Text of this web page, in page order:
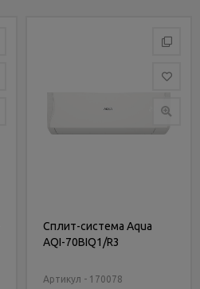
Сплит-система Aqua
AQI-70BIQ1/R3
Артикул - 170078